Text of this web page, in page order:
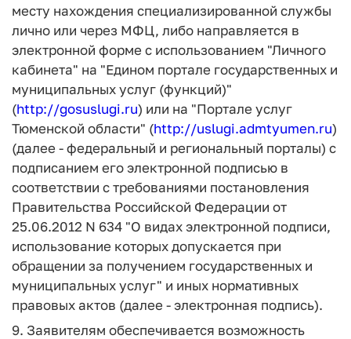
месту нахождения специализированной службы
лично или через МФЦ, либо направляется в
электронной форме с использованием "Личного
кабинета" на "Едином портале государственных и
муниципальных услуг (функций)"
(http://gosuslugi.ru) или на "Портале услуг
Тюменской области" (http://uslugi.admtyumen.ru)
(далее - федеральный и региональный порталы) с
подписанием его электронной подписью в
соответствии с требованиями постановления
Правительства Российской Федерации от
25.06.2012 N 634 "О видах электронной подписи,
использование которых допускается при
обращении за получением государственных и
муниципальных услуг" и иных нормативных
правовых актов (далее - электронная подпись).
9. Заявителям обеспечивается возможность